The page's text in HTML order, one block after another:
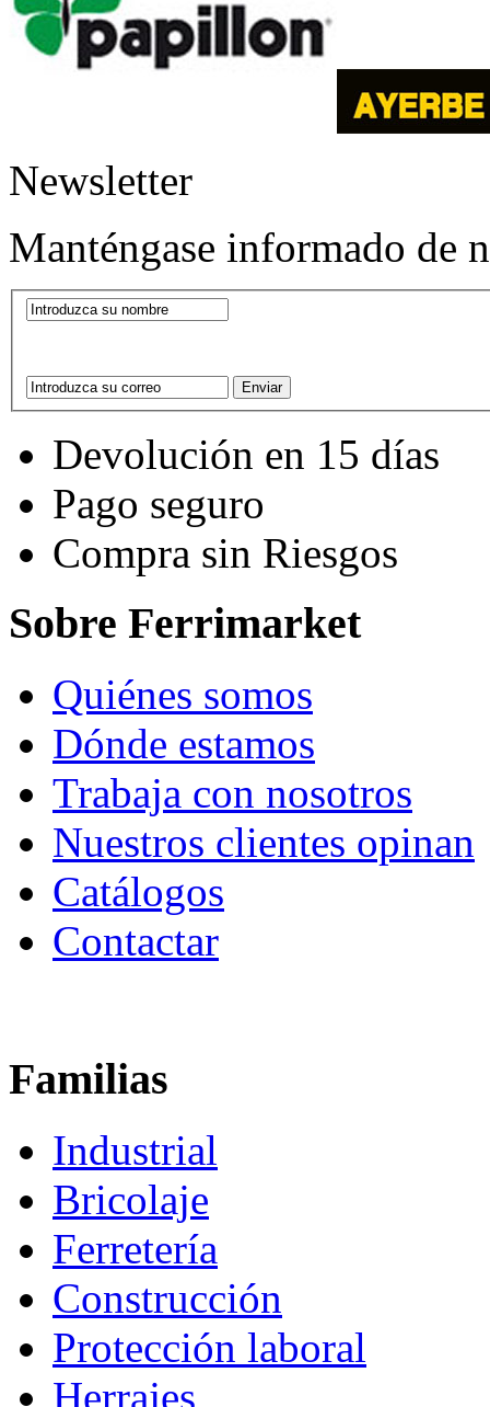
Newsletter
Manténgase informado de
Devolución en 15 días
Pago seguro
Compra sin Riesgos
Sobre Ferrimarket
Quiénes somos
Dónde estamos
Trabaja con nosotros
Nuestros clientes opinan
Catálogos
Contactar
Familias
Industrial
Bricolaje
Ferretería
Construcción
Protección laboral
Herrajes